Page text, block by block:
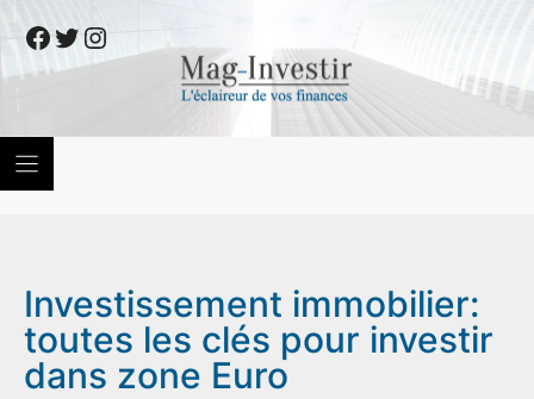
to
content
Facebook
Twitter
Instagram
Investissement immobilier:
toutes les clés pour investir
dans zone Euro